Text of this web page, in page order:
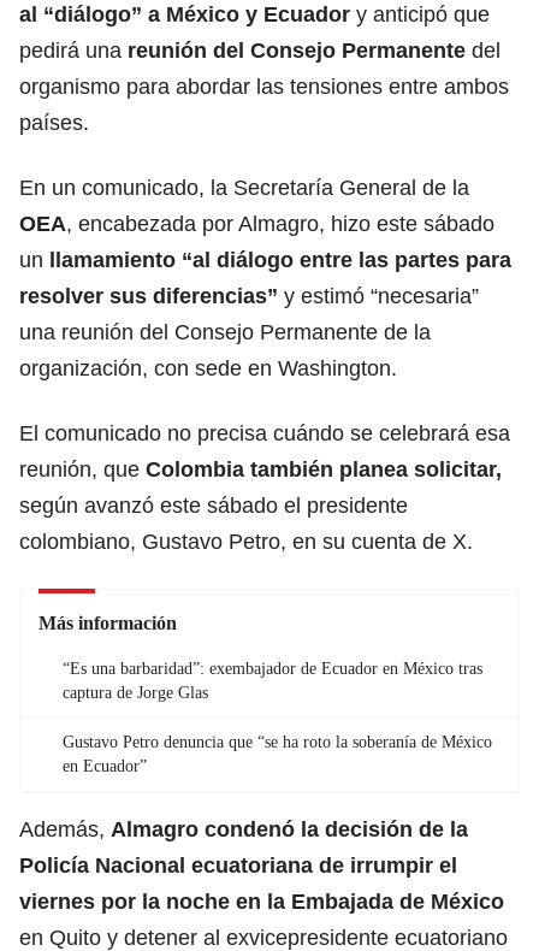
al “diálogo” a México y Ecuador y anticipó que
pedirá una reunión del Consejo Permanente del
organismo para abordar las tensiones entre ambos
países.
En un comunicado, la Secretaría General de la
OEA, encabezada por Almagro, hizo este sábado
un llamamiento “al diálogo entre las partes para
resolver sus diferencias” y estimó “necesaria”
una reunión del Consejo Permanente de la
organización, con sede en Washington.
El comunicado no precisa cuándo se celebrará esa
reunión, que Colombia también planea solicitar,
según avanzó este sábado el presidente
colombiano, Gustavo Petro, en su cuenta de X.
Más información
“Es una barbaridad”: exembajador de Ecuador en México tras
captura de Jorge Glas
Gustavo Petro denuncia que “se ha roto la soberanía de México
en Ecuador”
Además, Almagro condenó la decisión de la
Policía Nacional ecuatoriana de irrumpir el
viernes por la noche en la Embajada de México
en Quito y detener al exvicepresidente ecuatoriano